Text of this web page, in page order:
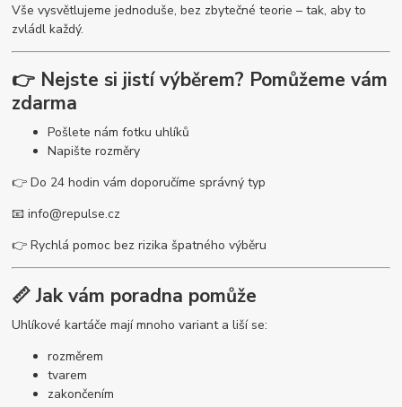
Vše vysvětlujeme jednoduše, bez zbytečné teorie – tak, aby to
zvládl každý.
👉 Nejste si jistí výběrem? Pomůžeme vám
zdarma
Pošlete nám fotku uhlíků
Napište rozměry
👉 Do 24 hodin vám doporučíme správný typ
📧info@repulse.cz
👉 Rychlá pomoc bez rizika špatného výběru
📏 Jak vám poradna pomůže
Uhlíkové kartáče mají mnoho variant a liší se:
rozměrem
tvarem
zakončením